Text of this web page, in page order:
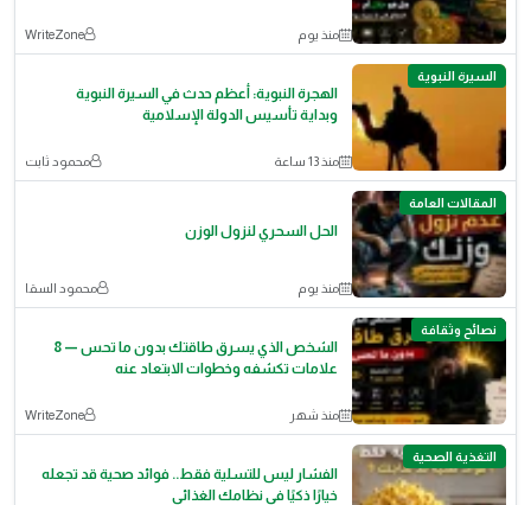
منذ يوم WriteZone
السيرة النبوية
الهجرة النبوية: أعظم حدث في السيرة النبوية
وبداية تأسيس الدولة الإسلامية
منذ 13 ساعة محمود ثابت
المقالات العامة
الحل السحري لنزول الوزن
منذ يوم محمود السقا
نصائح وثقافة
الشخص الذي يسرق طاقتك بدون ما تحس — 8
علامات تكشفه وخطوات الابتعاد عنه
منذ شهر WriteZone
التغذية الصحية
الفشار ليس للتسلية فقط.. فوائد صحية قد تجعله
خيارًا ذكيًا في نظامك الغذائي